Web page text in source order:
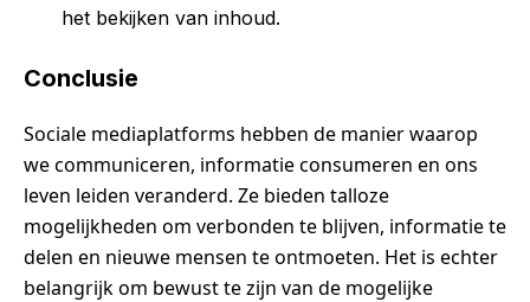
het bekijken van inhoud.
Conclusie
Sociale mediaplatforms hebben de manier waarop
we communiceren, informatie consumeren en ons
leven leiden veranderd. Ze bieden talloze
mogelijkheden om verbonden te blijven, informatie te
delen en nieuwe mensen te ontmoeten. Het is echter
belangrijk om bewust te zijn van de mogelijke